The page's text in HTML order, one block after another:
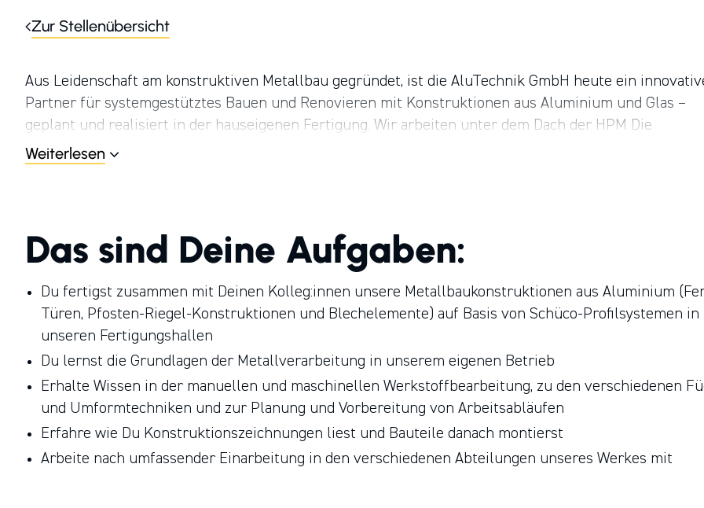
Zur Stellenübersicht
Aus Leidenschaft am konstruktiven Metallbau gegründet, ist die AluTechnik GmbH heute ein
Partner für systemgestütztes Bauen und Renovieren mit Konstruktionen aus Aluminium und Glas –
geplant und realisiert in der hauseigenen Fertigung. Wir arbeiten unter dem Dach der HPM Die
Handwerksgruppe, einer 1989 gegründeten familien¬geführten Unternehmens¬gruppe, mit über 160
erst¬klassigen und lokal verankerten Handwerks¬betrieben in Deutschland und Österreich.
Weiterlesen
Das sind Deine Aufgaben:
Du fertigst zusammen mit Deinen Kolleg:innen unsere Metallbaukonstruktionen aus Aluminium
Türen, Pfosten-Riegel-Konstruktionen und Blechelemente) auf Basis von Schüco-Profilsystemen in
unseren Fertigungshallen
Du lernst die Grundlagen der Metallverarbeitung in unserem eigenen Betrieb
Erhalte Wissen in der manuellen und maschinellen Werkstoffbearbeitung, zu den verschiedenen
und Umformtechniken und zur Planung und Vorbereitung von Arbeitsabläufen
Erfahre wie Du Konstruktionszeichnungen liest und Bauteile danach montierst
Arbeite nach umfassender Einarbeitung in den verschiedenen Abteilungen unseres Werkes mit